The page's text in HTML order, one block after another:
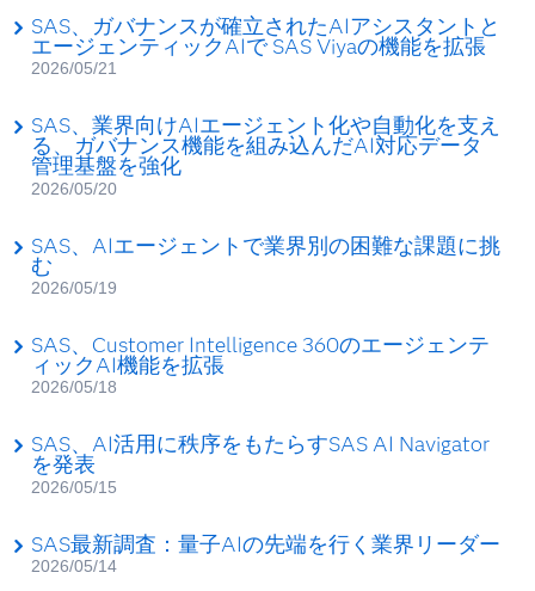
SAS、ガバナンスが確立されたAIアシスタントと
エージェンティックAIで SAS Viyaの機能を拡張
2026/05/21
SAS、業界向けAIエージェント化や自動化を支え
る、ガバナンス機能を組み込んだAI対応データ
管理基盤を強化
2026/05/20
SAS、AIエージェントで業界別の困難な課題に挑
む
2026/05/19
SAS、Customer Intelligence 360のエージェンテ
ィックAI機能を拡張
2026/05/18
SAS、AI活用に秩序をもたらすSAS AI Navigator
を発表
2026/05/15
SAS最新調査：量子AIの先端を行く業界リーダー
2026/05/14